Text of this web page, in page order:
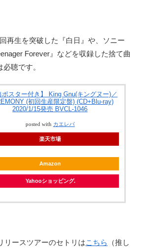
再生を突破した『白日』や、ソニー
Forever』などを収録した捨て曲
聴です。
ポスター付き】 King Gnu(キングヌー)／
(初回生産限定盤) (CD+Blu-ray)
2020/1/15発売 BVCL-1046
posted with カエレバ
楽天市場
Amazon
Yahooショッピング
リースツアーのセトリはこちら
（推し